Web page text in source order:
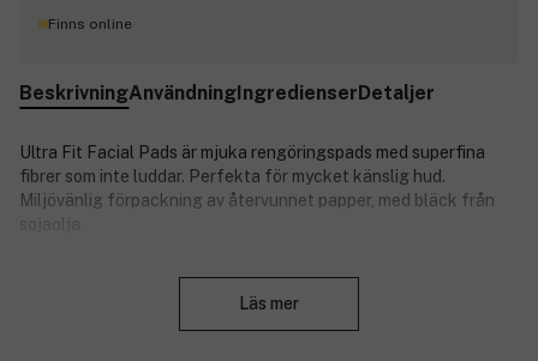
Finns online
BeskrivningAnvändningIngredienserDetaljer
Ultra Fit Facial Pads är mjuka rengöringspads med superfina
fibrer som inte luddar. Perfekta för mycket känslig hud.
Miljövänlig förpackning av återvunnet papper, med bläck från
sojaolja.
Läs mer